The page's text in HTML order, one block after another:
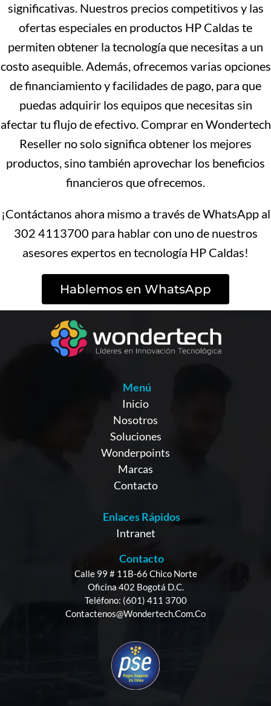
significativas. Nuestros precios competitivos y las
ofertas especiales en productos HP Caldas te
permiten obtener la tecnología que necesitas a un
costo asequible. Además, ofrecemos varias opciones
de financiamiento y facilidades de pago, para que
puedas adquirir los equipos que necesitas sin
afectar tu flujo de efectivo. Comprar en Wondertech
Reseller no solo significa obtener los mejores
productos, sino también aprovechar los beneficios
financieros que ofrecemos.
¡Contáctanos ahora mismo a través de WhatsApp al
302 4113700 para hablar con uno de nuestros
asesores expertos en tecnología HP Caldas!
Hablemos en WhatsApp
Menú
Inicio
Nosotros
Soluciones
Wonderpoints
Marcas
Contacto
Enlaces Rápidos
Intranet
Contacto
Calle 99 # 11B-66 Chico Norte
Oficina 402 Bogotá D.C.
Teléfono: (601) 411 3700
Contactenos@wondertech.com.co